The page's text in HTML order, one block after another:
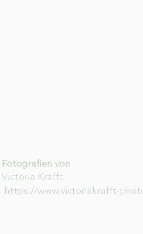
Fotografien von
Victoria Krafft
https://www.victoriakrafft-